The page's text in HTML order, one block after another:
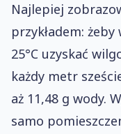
Najlepiej
przykładem:
25°C uzyskać
każdy metr
aż 11,48 g wody.
samo